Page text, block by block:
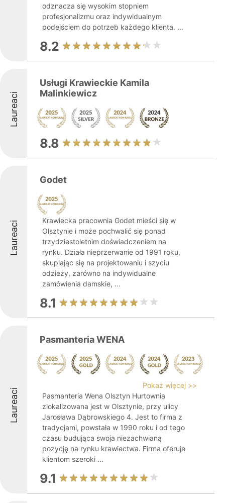
odznacza się wysokim stopniem
profesjonalizmu oraz indywidualnym
podejściem do potrzeb każdego klienta. ...
8.2
Laureaci
Usługi Krawieckie Kamila
Malinkiewicz
8.8
Laureaci
Godet
Krawiecka pracownia Godet mieści się w
Olsztynie i może pochwalić się ponad
trzydziestoletnim doświadczeniem na
rynku. Działa nieprzerwanie od 1991 roku,
skupiając się na projektowaniu i szyciu
odzieży, zarówno na indywidualne
zamówienia damskie, ...
8.1
Laureaci
Pasmanteria WENA
Pokaż więcej >>
Pasmanteria Wena Olsztyn Hurtownia
zlokalizowana jest w Olsztynie, przy ulicy
Jarosława Dąbrowskiego 4. Jest to firma z
tradycjami, powstała w 1990 roku i od tego
czasu budująca swoja niezachwianą
pozycję na rynku krawiectwa. Firma oferuje
klientom szeroki ...
9.1